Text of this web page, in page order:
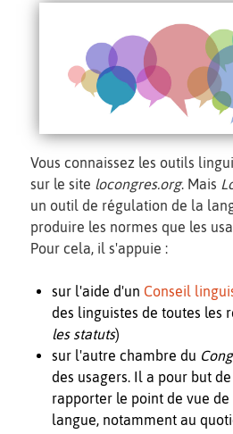
Vous connaissez les outils
sur le site locongres.org. Mais
un outil de régulation de la
produire les normes que les
Pour cela, il s'appuie :
sur l'aide d'un Conseil
des linguistes de toutes les
les statuts)
sur l'autre chambre du
des usagers. Il a pour but
rapporter le point de vue
langue, notamment au